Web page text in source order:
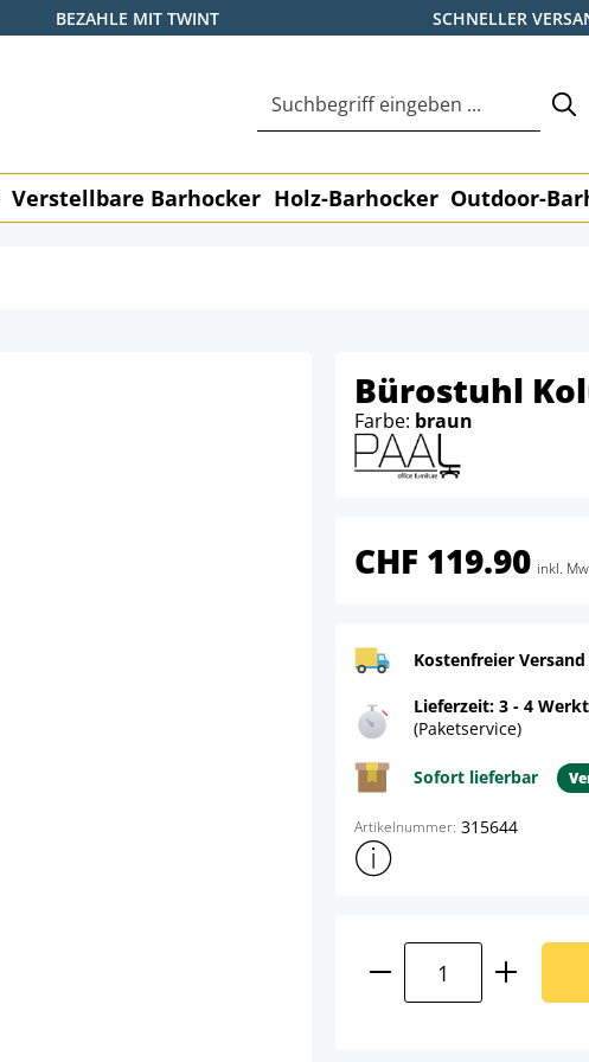
BEZAHLE MIT TWINT SCHNELLER
Verstellbare Barhocker Holz-Barhocker Outdoor-
Bürostuhl
Farbe: braun
CHF 119.90 inkl.
Kostenfreier
Lieferzeit: 3 - 4
(Paketservice)
Sofort lieferbar
Artikelnummer: 315644
Weitere
Produkt Anzahl: